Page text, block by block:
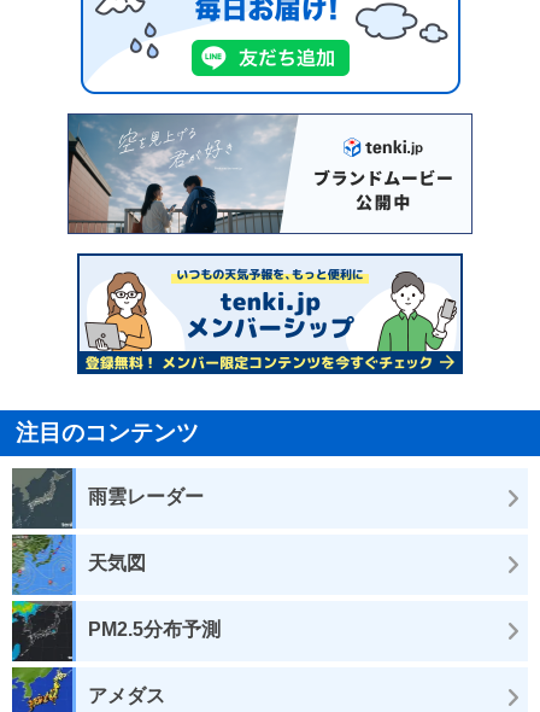
注目のコンテンツ
雨雲レーダー
天気図
PM2.5分布予測
アメダス